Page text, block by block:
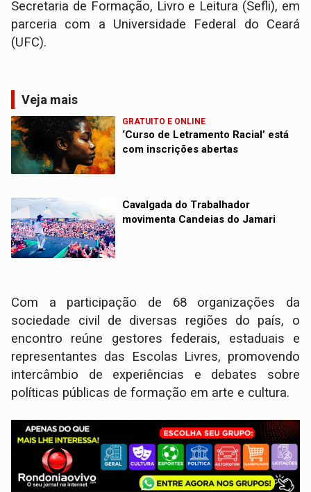
Secretaria de Formação, Livro e Leitura (Sefli), em
parceria com a Universidade Federal do Ceará
(UFC).
Veja mais
GRATUITO E ONLINE
‘Curso de Letramento Racial’ está
com inscrições abertas
Cavalgada do Trabalhador
movimenta Candeias do Jamari
Com a participação de 68 organizações da
sociedade civil de diversas regiões do país, o
encontro reúne gestores federais, estaduais e
representantes das Escolas Livres, promovendo
intercâmbio de experiências e debates sobre
políticas públicas de formação em arte e cultura.